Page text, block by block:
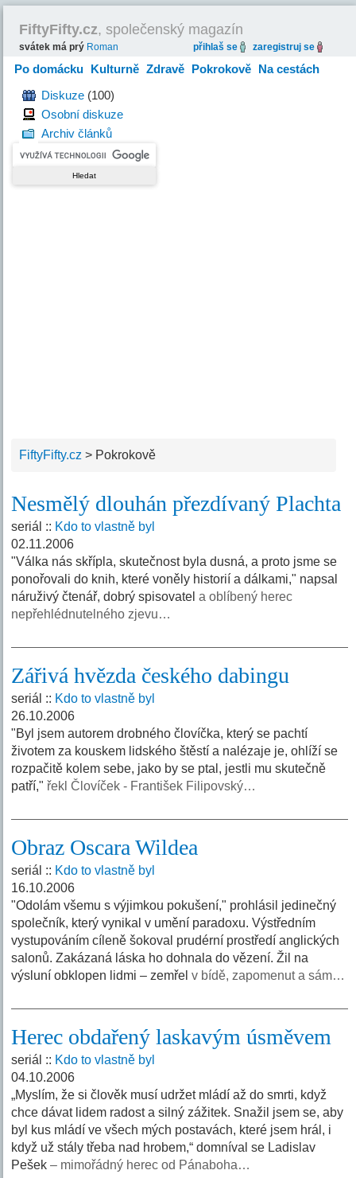
FiftyFifty.cz, společenský magazín
svátek má prý Roman přihlaš se zaregistruj se
Po domácku Kulturně Zdravě Pokrokově Na cestách
HravěDiskuze (100)
Osobní diskuze
Archiv článků
FiftyFifty.cz > Pokrokově
Nesmělý dlouhán přezdívaný Plachta
seriál :: Kdo to vlastně byl
02.11.2006
"Válka nás skřípla, skutečnost byla dusná, a proto jsme se
ponořovali do knih, které voněly historií a dálkami," napsal
náruživý čtenář, dobrý spisovatela oblíbený herec
nepřehlédnutelného zjevu…
Zářivá hvězda českého dabingu
seriál :: Kdo to vlastně byl
26.10.2006
"Byl jsem autorem drobného človíčka, který se pachtí
životem za kouskem lidského štěstí a nalézaje je, ohlíží se
rozpačitě kolem sebe, jako by se ptal, jestli mu skutečně
patří," řekl Človíček - František Filipovský…
Obraz Oscara Wildea
seriál :: Kdo to vlastně byl
16.10.2006
"Odolám všemu s výjimkou pokušení," prohlásil jedinečný
společník, který vynikal v umění paradoxu. Výstředním
vystupováním cíleně šokoval prudérní prostředí anglických
salonů. Zakázaná láska ho dohnala do vězení. Žil na
výsluní obklopen lidmi – zemřelv bídě, zapomenut a sám…
Herec obdařený laskavým úsměvem
seriál :: Kdo to vlastně byl
04.10.2006
„Myslím, že si člověk musí udržet mládí až do smrti, když
chce dávat lidem radost a silný zážitek. Snažil jsem se, aby
byl kus mládí ve všech mých postavách, které jsem hrál, i
když už stály třeba nad hrobem,“ domníval se Ladislav
Pešek– mimořádný herec od Pánaboha…